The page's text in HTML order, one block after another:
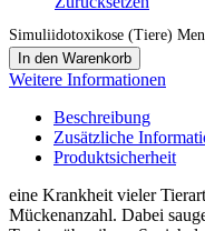
Simuliidotoxikose (Tiere)
In den Warenkorb
Weitere Informationen
Beschreibung
Zusätzliche
Produktsicherheit
eine Krankheit vieler
Mückenanzahl. Dabei